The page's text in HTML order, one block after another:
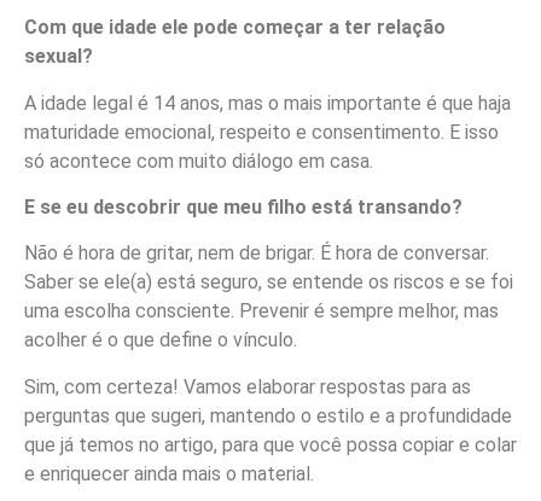
Com que idade ele pode começar a ter relação
sexual?
A idade legal é 14 anos, mas o mais importante é que haja
maturidade emocional, respeito e consentimento. E isso
só acontece com muito diálogo em casa.
E se eu descobrir que meu filho está transando?
Não é hora de gritar, nem de brigar. É hora de conversar.
Saber se ele(a) está seguro, se entende os riscos e se foi
uma escolha consciente. Prevenir é sempre melhor, mas
acolher é o que define o vínculo.
Sim, com certeza! Vamos elaborar respostas para as
perguntas que sugeri, mantendo o estilo e a profundidade
que já temos no artigo, para que você possa copiar e colar
e enriquecer ainda mais o material.